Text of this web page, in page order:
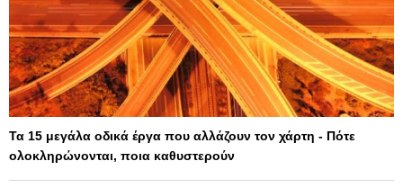
Τα 15 μεγάλα οδικά έργα που αλλάζουν τον χάρτη - Πότε
ολοκληρώνονται, ποια καθυστερούν